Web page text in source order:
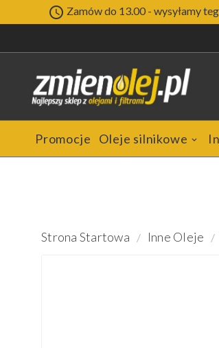
 Zamów do 13.00 - wysyłamy
Promocje Oleje silnikowe
Strona Startowa Inne Oleje